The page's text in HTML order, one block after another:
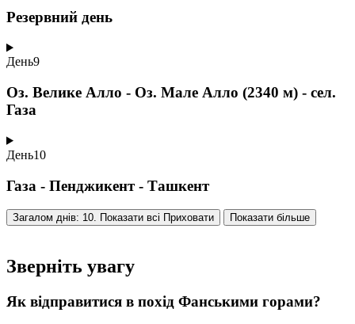
Резервний день
День9
Оз. Велике Алло - Оз. Мале Алло (2340 м) - сел.
Газа
День10
Газа - Пенджикент - Ташкент
Загалом днів: 10. Показати всі Приховати Показати більше
Зверніть увагу
Як відправитися в похід Фанськими горами?